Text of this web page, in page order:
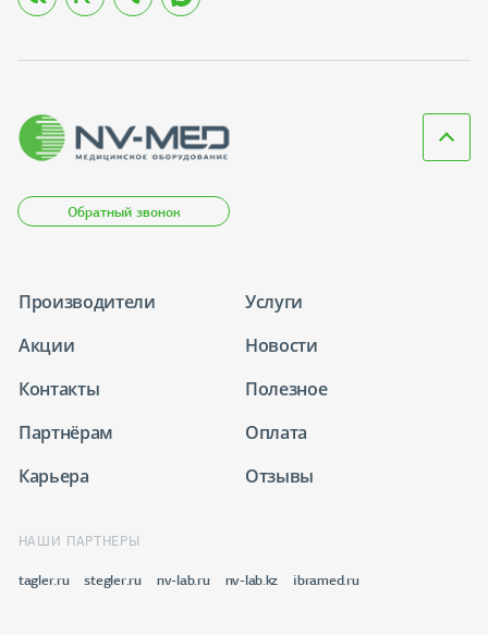
Обратный звонок
Производители
Услуги
Акции
Новости
Контакты
Полезное
Партнёрам
Оплата
Карьера
Отзывы
НАШИ ПАРТНЕРЫ
tagler.ru stegler.ru nv-lab.ru nv-lab.kz ibramed.ru